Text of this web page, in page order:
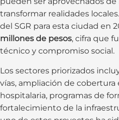
transformar realidades
del SGR para esta ciudad en
millones de pesos, cifra que
técnico y compromiso social.
Los sectores priorizados
vías, ampliación de
hospitalaria, programas de
fortalecimiento de la